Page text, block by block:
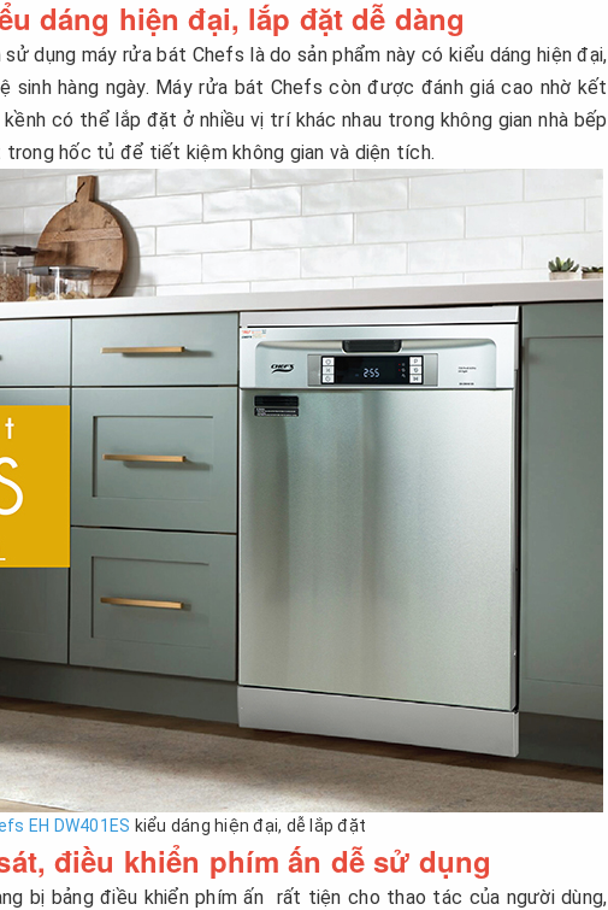
dáng hiện đại, lắp đặt dễ dàng
dụng máy rửa bát Chefs là do sản phẩm này có kiểu dáng hiện đại,
sinh hàng ngày. Máy rửa bát Chefs còn được đánh giá cao nhờ kết
có thể lắp đặt ở nhiều vị trí khác nhau trong không gian nhà bếp
hốc tủ để tiết kiệm không gian và diện tích.
EH DW401ES kiểu dáng hiện đại, dễ lắp đặt
điều khiển phím ấn dễ sử dụng
bị bảng điều khiển phím ấn rất tiện cho thao tác của người dùng,